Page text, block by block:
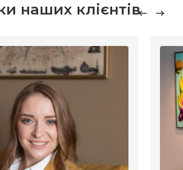
наших клієнтів